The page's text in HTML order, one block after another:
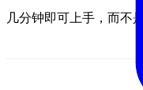
几分钟即可上手，而不